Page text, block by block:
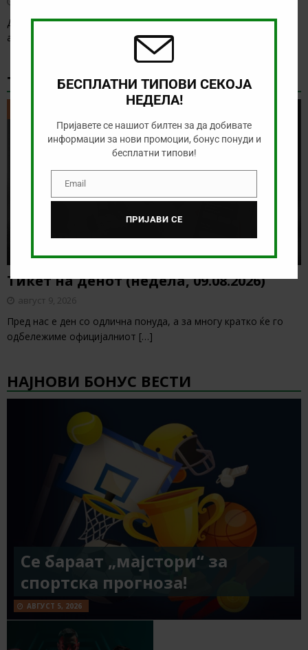
Денес нема голема понуда за обложување, а ние ќе го
анализираме дуелот од бразилското првенство
ТИКЕТ НА ДЕНОТ
Тикет на денот (недела, 09.08.2026)
август 9, 2026
Пред нас е ден со одлична понуда, а за многу кратко ќе го
одбележиме официјалниот […]
НАЈНОВИ БОНУС ВЕСТИ
Се бараат „мајстори“ за
спортска прогноза!
АВГУСТ 5, 2026
БЕСПЛАТНИ ТИПОВИ СЕКОЈА
НЕДЕЛА!
Пријавете се нашиот билтен за да добивате
информации за нови промоции, бонус понуди и
бесплатни типови!
EmailEmail
ПРИЈАВИ СЕ